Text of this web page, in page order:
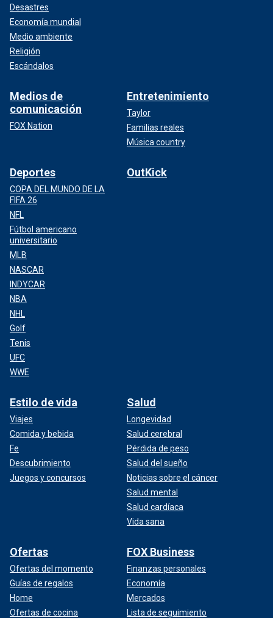
Desastres
Economía mundial
Medio ambiente
Religión
Escándalos
Medios de
comunicación
FOX Nation
Entretenimiento
Taylor
Familias reales
Música country
Deportes
COPA DEL MUNDO DE LA
FIFA 26
NFL
Fútbol americano
universitario
MLB
NASCAR
INDYCAR
NBA
NHL
Golf
Tenis
UFC
WWE
OutKick
Estilo de vida
Viajes
Comida y bebida
Fe
Descubrimiento
Juegos y concursos
Salud
Longevidad
Salud cerebral
Pérdida de peso
Salud del sueño
Noticias sobre el cáncer
Salud mental
Salud cardíaca
Vida sana
Ofertas
Ofertas del momento
Guías de regalos
Home
Ofertas de cocina
FOX Business
Finanzas personales
Economía
Mercados
Lista de seguimiento